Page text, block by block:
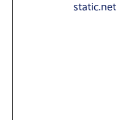
static.net